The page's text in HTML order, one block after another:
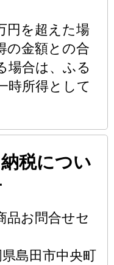
円を超えた場
の金額との合
場合は、ふる
時所得として
税につい
お問合せセ
島田市中央町